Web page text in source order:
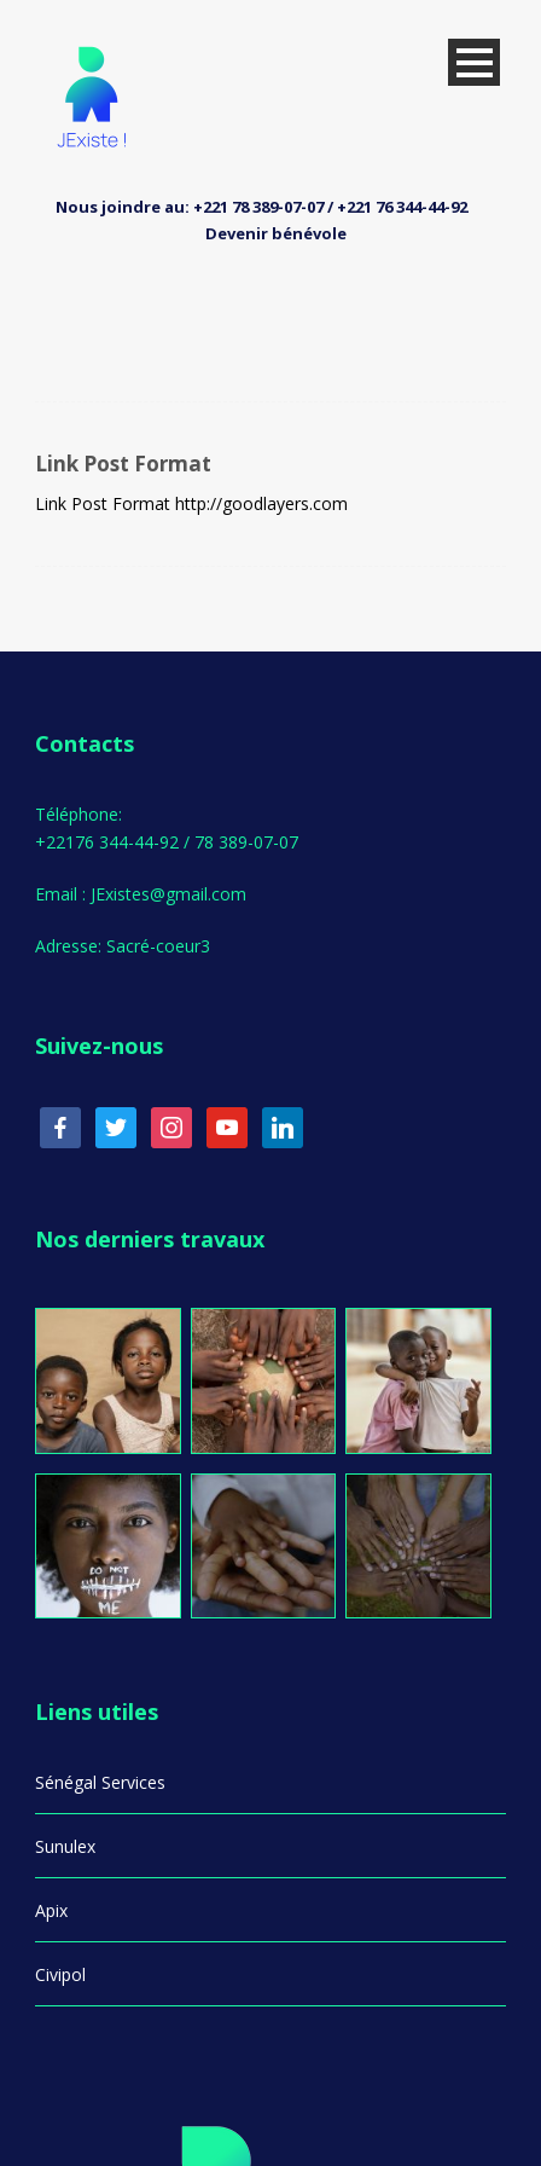
Nous joindre au: +221 78 389-07-07 / +221 76 344-44-92
Devenir bénévole
Link Post Format
Link Post Format http://goodlayers.com
Contacts
Téléphone:
+22176 344-44-92 / 78 389-07-07
Email : JExistes@gmail.com
Adresse: Sacré-coeur3
Suivez-nous
facebooktwitter instagramyoutube linkedin
Nos derniers travaux
Liens utiles
Sénégal Services
Sunulex
Apix
Civipol